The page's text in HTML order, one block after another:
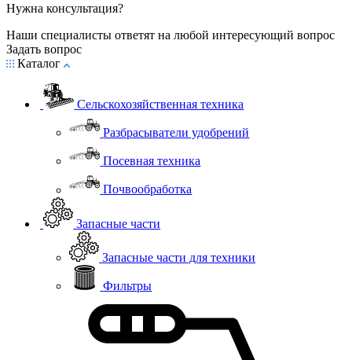
Нужна консультация?
Наши специалисты ответят на любой интересующий вопрос
Задать вопрос
Каталог
Сельскохозяйственная техника
Разбрасыватели удобрений
Посевная техника
Почвообработка
Запасные части
Запасные части для техники
Фильтры